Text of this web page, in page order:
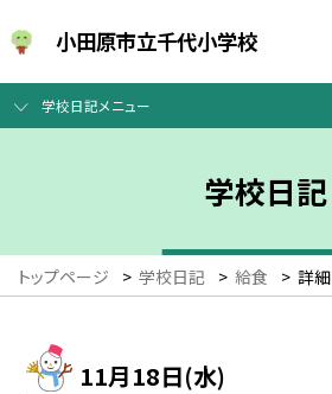
小田原市立千代小学校
学校日記メニュー
学校日記
トップページ > 学校日記 > 給食 > 詳細
11月18日(水)